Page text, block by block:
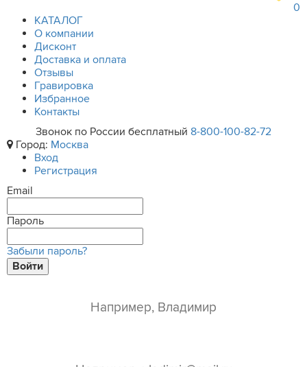
0
КАТАЛОГ
О компании
Дисконт
Доставка и оплата
Отзывы
Гравировка
Избранное
Контакты
Звонок по России бесплатный 8-800-100-82-72
Город: Москва
Вход
Регистрация
Email
Пароль
Забыли пароль?
Войти